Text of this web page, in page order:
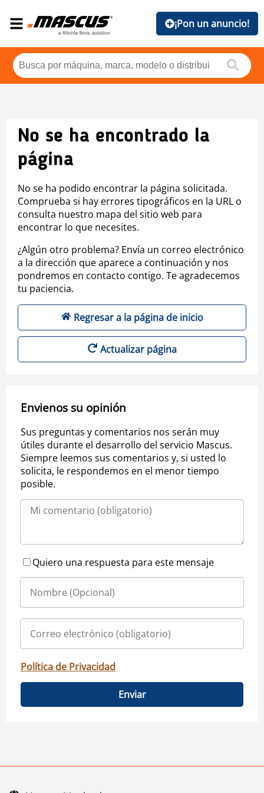
¡Pon un anuncio!
No se ha encontrado la
página
No se ha podido encontrar la página solicitada.
Comprueba si hay errores tipográficos en la URL o
consulta nuestro mapa del sitio web para
encontrar lo que necesites.
¿Algún otro problema? Envía un correo electrónico
a la dirección que aparece a continuación y nos
pondremos en contacto contigo. Te agradecemos
tu paciencia.
Regresar a la página de inicio
Actualizar página
Envienos su opinión
Sus preguntas y comentarios nos serán muy
útiles durante el desarrollo del servicio Mascus.
Siempre leemos sus comentarios y, si usted lo
solicita, le respondemos en el menor tiempo
posible.
Quiero una respuesta para este mensaje
Política de Privacidad
Enviar